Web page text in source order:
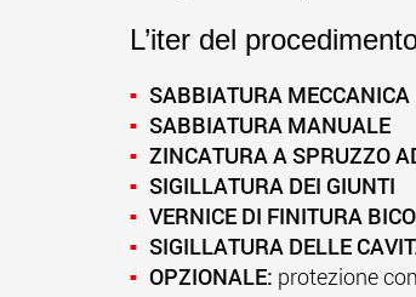
L’iter del
SABBIATURA MECCANICA
SABBIATURA MANUALE
ZINCATURA A SPRUZZO
SIGILLATURA DEI GIUNTI
VERNICE DI FINITURA
SIGILLATURA DELLE
OPZIONALE: protezione